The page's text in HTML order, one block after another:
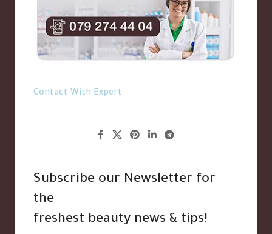
Contact With Expert
Subscribe our Newsletter for
the
freshest beauty news & tips!